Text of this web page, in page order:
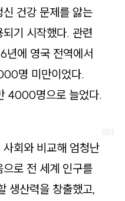
건강 문제를 앓는
기 시작했다. 관련
년에 영국 전역에서
명 미만이었다.
4000명으로 늘었다.
회와 비교해 엄청난
로 전 세계 인구를
생산력을 창출했고,